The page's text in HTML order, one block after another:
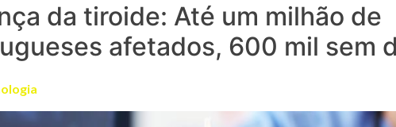
da tiroide: Até um milhão de
afetados, 600 mil sem